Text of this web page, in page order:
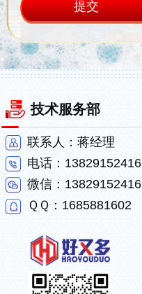
技术服务部
联系人：蒋经理
电话：13829152416
微信：13829152416
ＱＱ：1685881602